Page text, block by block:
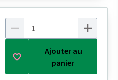
Ajouter au
panier